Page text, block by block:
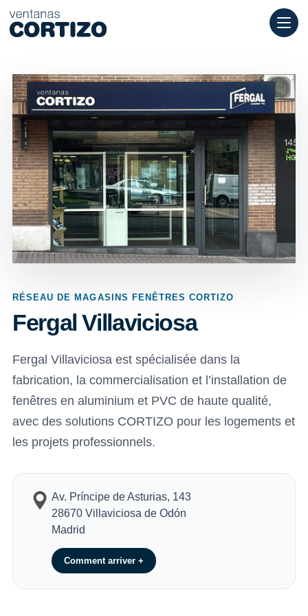
Fenêtres Cortizo est un réseau spécialisé dans les fenêtres
Produits
Devis
RÉSEAU DE MAGASINS FENÊTRES CORTIZO
Fergal Villaviciosa
Fergal Villaviciosa est spécialisée dans la
fabrication, la commercialisation et l’installation de
fenêtres en aluminium et PVC de haute qualité,
avec des solutions CORTIZO pour les logements et
les projets professionnels.
Av. Príncipe de Asturias, 143
28670 Villaviciosa de Odón
Madrid
Comment arriver +